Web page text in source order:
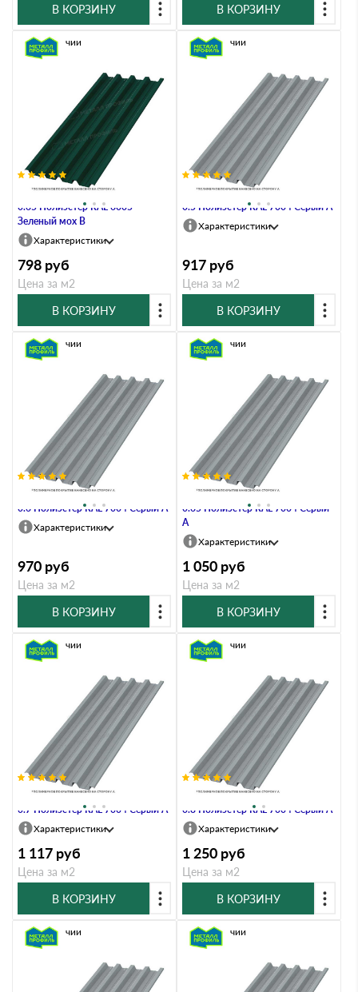
В КОРЗИНУ
В КОРЗИНУ
Профлист Металл Профиль Н60
0.65 Полиэстер RAL 6005
Зеленый мох B
В наличии
Характеристики
798 руб
Цена за м2
В КОРЗИНУ
Профлист Металл Профиль Н60
0.5 Полиэстер RAL 7004 Серый A
В наличии
Характеристики
917 руб
Цена за м2
В КОРЗИНУ
Профлист Металл Профиль Н60
0.6 Полиэстер RAL 7004 Серый A
В наличии
Характеристики
970 руб
Цена за м2
В КОРЗИНУ
Профлист Металл Профиль Н60
0.65 Полиэстер RAL 7004 Серый
A
В наличии
Характеристики
1 050 руб
Цена за м2
В КОРЗИНУ
Профлист Металл Профиль Н60
0.7 Полиэстер RAL 7004 Серый A
В наличии
Характеристики
1 117 руб
Цена за м2
В КОРЗИНУ
Профлист Металл Профиль Н60
0.8 Полиэстер RAL 7004 Серый A
В наличии
Характеристики
1 250 руб
Цена за м2
В КОРЗИНУ
В наличии В наличии